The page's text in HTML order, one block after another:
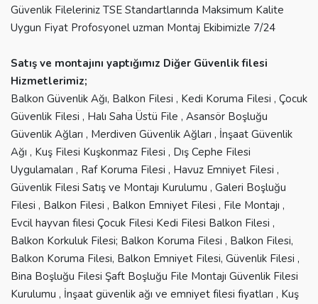
Güvenlik Fileleriniz TSE Standartlarında Maksimum Kalite
Uygun Fiyat Profosyonel uzman Montaj Ekibimizle 7/24
Satış ve montajını yaptığımız Diğer Güvenlik filesi
Hizmetlerimiz;
Balkon Güvenlik Ağı, Balkon Filesi , Kedi Koruma Filesi , Çocuk
Güvenlik Filesi , Halı Saha Üstü File , Asansör Boşluğu
Güvenlik Ağları , Merdiven Güvenlik Ağları , İnşaat Güvenlik
Ağı , Kuş Filesi Kuşkonmaz Filesi , Dış Cephe Filesi
Uygulamaları , Raf Koruma Filesi , Havuz Emniyet Filesi ,
Güvenlik Filesi Satış ve Montajı Kurulumu , Galeri Boşluğu
Filesi , Balkon Filesi , Balkon Emniyet Filesi , File Montajı ,
Evcil hayvan filesi Çocuk Filesi Kedi Filesi Balkon Filesi ,
Balkon Korkuluk Filesi; Balkon Koruma Filesi , Balkon Filesi,
Balkon Koruma Filesi, Balkon Emniyet Filesi, Güvenlik Filesi ,
Bina Boşluğu Filesi Şaft Boşluğu File Montajı Güvenlik Filesi
Kurulumu , İnşaat güvenlik ağı ve emniyet filesi fiyatları , Kuş